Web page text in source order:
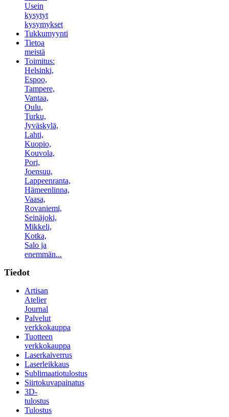
Usein
kysytyt
kysymykset
Tukkumyynti
Tietoa
meistä
Toimitus:
Helsinki,
Espoo,
Tampere,
Vantaa,
Oulu,
Turku,
Jyväskylä,
Lahti,
Kuopio,
Kouvola,
Pori,
Joensuu,
Lappeenranta,
Hämeenlinna,
Vaasa,
Rovaniemi,
Seinäjoki,
Mikkeli,
Kotka,
Salo ja
enemmän...
Tiedot
Artisan
Atelier
Journal
Palvelut
verkkokauppa
Tuotteen
verkkokauppa
Laserkaiverrus
Laserleikkaus
Sublimaatiotulostus
Siirtokuvapainatus
3D-
tulostus
Tulostus